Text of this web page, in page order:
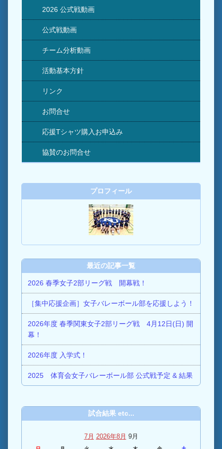
2026 公式戦動画
公式戦動画
チーム分析動画
活動基本方針
リンク
お問合せ
応援Tシャツ購入お申込み
協賛のお問合せ
プロフィール
最近の記事一覧
2026 春季女子2部リーグ戦 開幕戦！
［集中応援企画］女子バレーボール部を応援しよう！
2026年度 春季関東女子2部リーグ戦 4月12日(日) 開
幕！
2026年度 入学式！
2025 体育会女子バレーボール部 公式戦予定 & 結果
試合結果 etc...
7月 2026年8月 9月